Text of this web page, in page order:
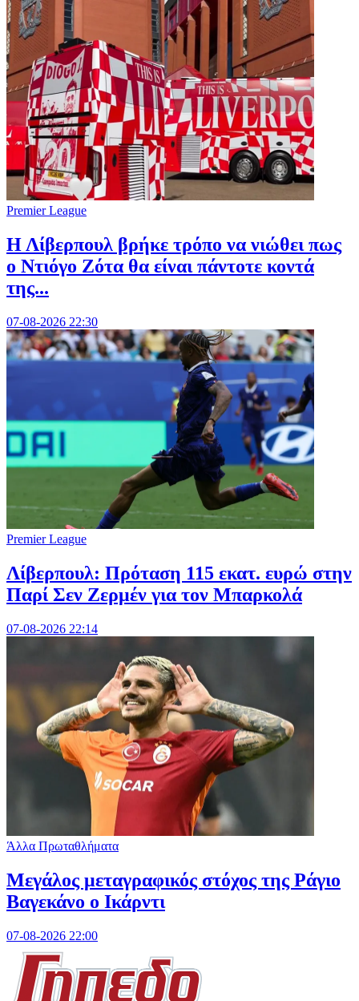
Premier League
Η Λίβερπουλ βρήκε τρόπο να νιώθει πως
ο Ντιόγο Ζότα θα είναι πάντοτε κοντά
της...
07-08-2026 22:30
Premier League
Λίβερπουλ: Πρόταση 115 εκατ. ευρώ στην
Παρί Σεν Ζερμέν για τον Μπαρκολά
07-08-2026 22:14
Άλλα Πρωταθλήματα
Μεγάλος μεταγραφικός στόχος της Ράγιο
Βαγεκάνο ο Ικάρντι
07-08-2026 22:00